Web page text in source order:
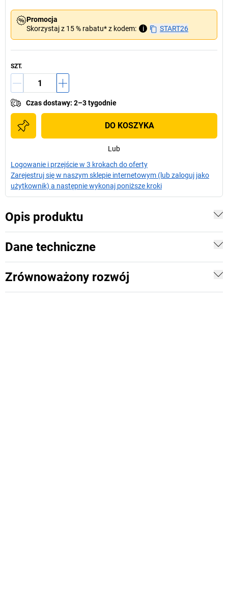
Promocja
Skorzystaj z 15 % rabatu* z kodem:
i START26
SZT.
Czas dostawy: 2–3 tygodnie
DO KOSZYKA
Lub
Logowanie i przejście w 3 krokach do oferty
Zarejestruj się w naszym sklepie internetowym (lub zaloguj jako
użytkownik) a następnie wykonaj poniższe kroki
Opis produktu
Dane techniczne
Zrównoważony rozwój